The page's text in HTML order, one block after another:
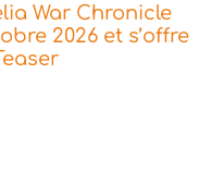
War Chronicle
2026 et s’offre